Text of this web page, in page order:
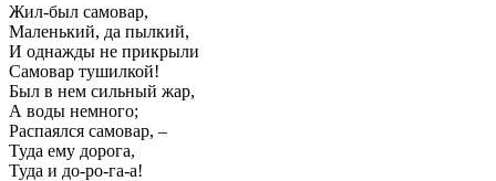
Жил-был самовар,
Маленький, да пылкий,
И однажды не прикрыли
Самовар тушилкой!
Был в нем сильный жар,
А воды немного;
Распаялся самовар, –
Туда ему дорога,
Туда и до-ро-га-а!